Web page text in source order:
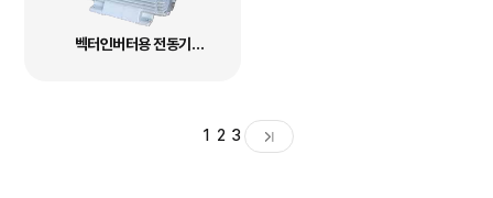
벡터인버터용 전동기
1 2 3